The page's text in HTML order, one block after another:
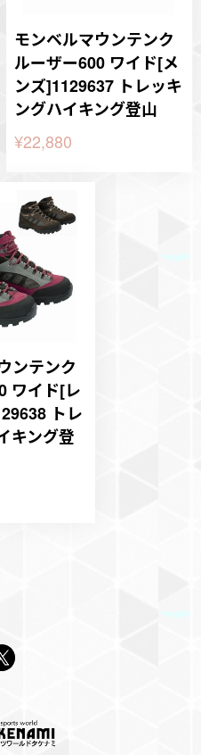
モンベルマウンテンク
ルーザー600 ワイド[メ
ンズ]1129637 トレッキ
ングハイキング登山
¥22,880
ンテンク
ワイド[レ
トレ
キング登